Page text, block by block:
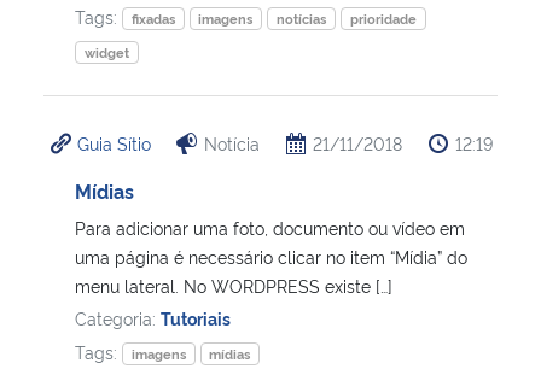
Secretaria-Geral
Gabinete de Segurança Institucional
Banco Central do Brasil
Tags:
fixadas imagens notícias
prioridade
widget
Guia Sítio Notícia 21/11/2018 12:19
Mídias
Para adicionar uma foto, documento ou vídeo em
uma página é necessário clicar no item “Mídia” do
menu lateral. No WORDPRESS existe […]
Categoria: Tutoriais
Tags:
imagens mídias